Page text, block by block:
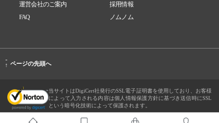
運営会社のご案内
採用情報
FAQ
ノムノム
-
↑ ページの先頭へ
当サイトはDigiCert社発行のSSL電子証明書を使用しており、お客様
によって入力される内容は個人情報保護方針に基づき送信時にSSL
という暗号化技術によって保護されます。